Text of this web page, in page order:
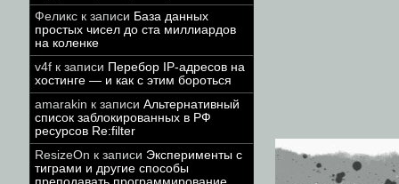
Феликс к записи База данных
простых чисел до ста миллиардов
на коленке
v4f к записи Перебор IP-адресов на
хостинге — и как с этим бороться
amarakin к записи Альтернативный
список заблокированных в РФ
ресурсов Re:filter
ResizeOn к записи Эксперименты с
тиграми и другие способы